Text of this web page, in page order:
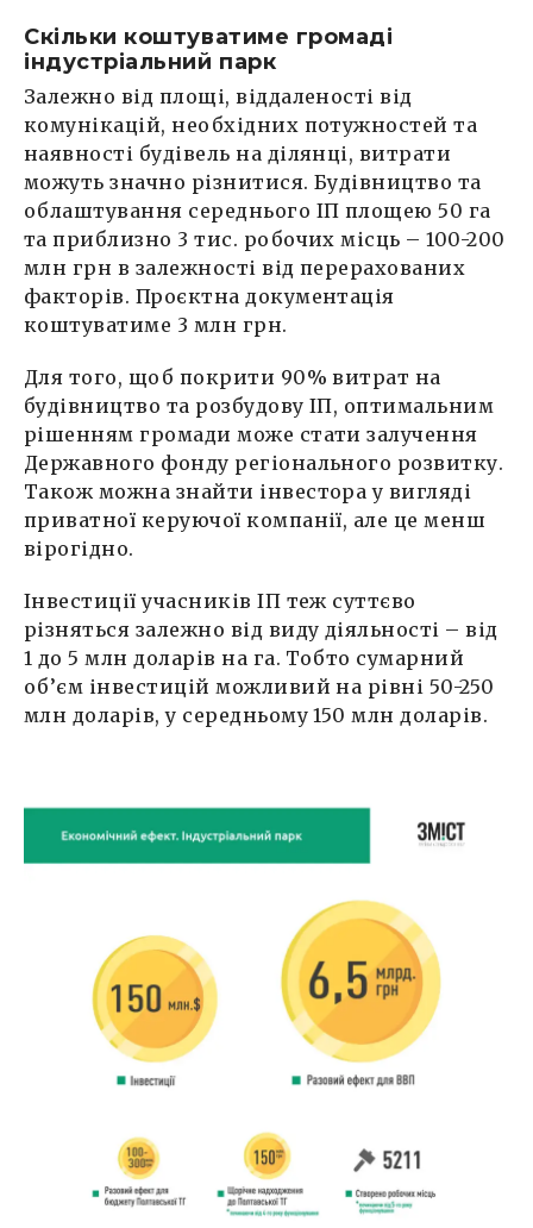
Скільки коштуватиме громаді
індустріальний парк
Залежно від площі, віддаленості від
комунікацій, необхідних потужностей та
наявності будівель на ділянці, витрати
можуть значно різнитися. Будівництво та
облаштування середнього ІП площею 50 га
та приблизно 3 тис. робочих місць – 100-200
млн грн в залежності від перерахованих
факторів. Проєктна документація
коштуватиме 3 млн грн.
Для того, щоб покрити 90% витрат на
будівництво та розбудову ІП, оптимальним
рішенням громади може стати залучення
Державного фонду регіонального розвитку.
Також можна знайти інвестора у вигляді
приватної керуючої компанії, але це менш
вірогідно.
Інвестиції учасників ІП теж суттєво
різняться залежно від виду діяльності – від
1 до 5 млн доларів на га. Тобто сумарний
об’єм інвестицій можливий на рівні 50-250
млн доларів, у середньому 150 млн доларів.